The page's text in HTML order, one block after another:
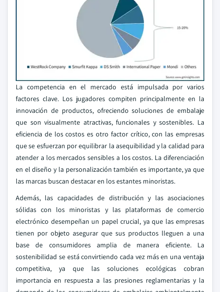
La competencia en el mercado está impulsada por varios
factores clave. Los jugadores compiten principalmente en la
innovación de productos, ofreciendo soluciones de embalaje
que son visualmente atractivas, funcionales y sostenibles. La
eficiencia de los costos es otro factor crítico, con las empresas
que se esfuerzan por equilibrar la asequibilidad y la calidad para
atender a los mercados sensibles a los costos. La diferenciación
en el diseño y la personalización también es importante, ya que
las marcas buscan destacar en los estantes minoristas.
Además, las capacidades de distribución y las asociaciones
sólidas con los minoristas y las plataformas de comercio
electrónico desempeñan un papel crucial, ya que las empresas
tienen por objeto asegurar que sus productos lleguen a una
base de consumidores amplia de manera eficiente. La
sostenibilidad se está convirtiendo cada vez más en una ventaja
competitiva, ya que las soluciones ecológicas cobran
importancia en respuesta a las presiones reglamentarias y la